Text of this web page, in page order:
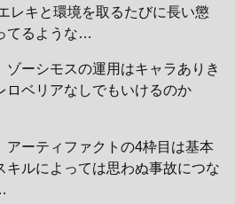
キと環境を取るたびに長い懲
てるような…
ゾーシモスの運用はキャラありき
ロベリアなしでもいけるのか
アーティファクトの4枠目は基本
キルによっては思わぬ事故につな